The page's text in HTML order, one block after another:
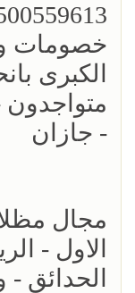
خصومات
الكبرى
متواجدون
- جازان
مجال
الاول -
الحدائق